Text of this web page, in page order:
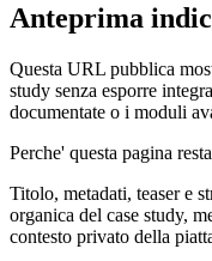
Anteprima
Questa URL pubblica
study senza esporre
documentate o i moduli
Perche' questa pagina
Titolo, metadati, teaser e
organica del case study,
contesto privato della